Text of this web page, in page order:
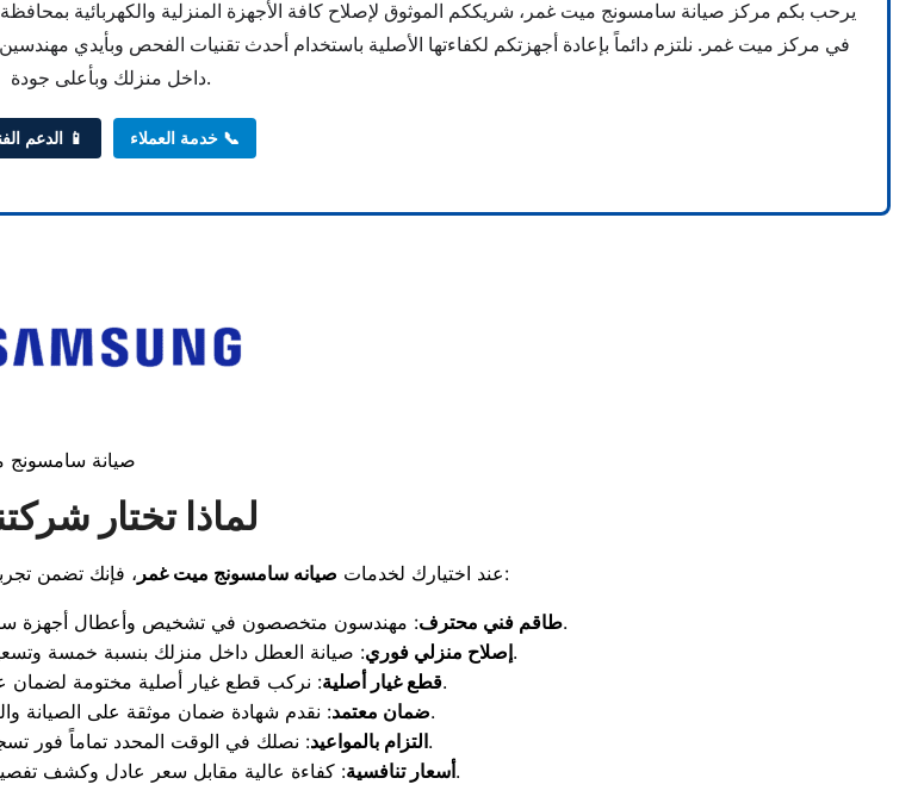
يرحب بكم مركز صيانة سامسونج ميت غمر، شريككم الموثوق لإصلاح كافة الأجهزة المنزلية والكهربائية بمحافظة
في مركز ميت غمر. نلتزم دائماً بإعادة أجهزتكم لكفاءتها الأصلية باستخدام أحدث تقنيات الفحص وبأيدي
داخل منزلك وبأعلى جودة.
📞 خدمة العملاء 📱 الدعم
صيانة سامسونج
لماذا تختار
عند اختيارك لخدمات صيانه سامسونج ميت غمر ، فإنك تضمن تجربة صيانة ممتازة بفضل هذه المقومات:
طاقم فني محترف: مهندسون متخصصون في تشخيص وأعطال أجهزة سامسونج والتكنولوجيا الذكية بدقة.
إصلاح منزلي فوري: صيانة العطل داخل منزلك بنسبة خمسة وتسعين بالمائة دون نقل الجهاز.
قطع غيار أصلية: نركب قطع غيار أصلية مختومة لضمان عمر أطول للجهاز.
ضمان معتمد: نقدم شهادة ضمان موثقة على الصيانة والقطع المستبدلة.
التزام بالمواعيد: نصلك في الوقت المحدد تماماً فور تسجيل بلاغ العطل.
أسعار تنافسية: كفاءة عالية مقابل سعر عادل وكشف تفصيلي بالتكلفة مسبقاً.